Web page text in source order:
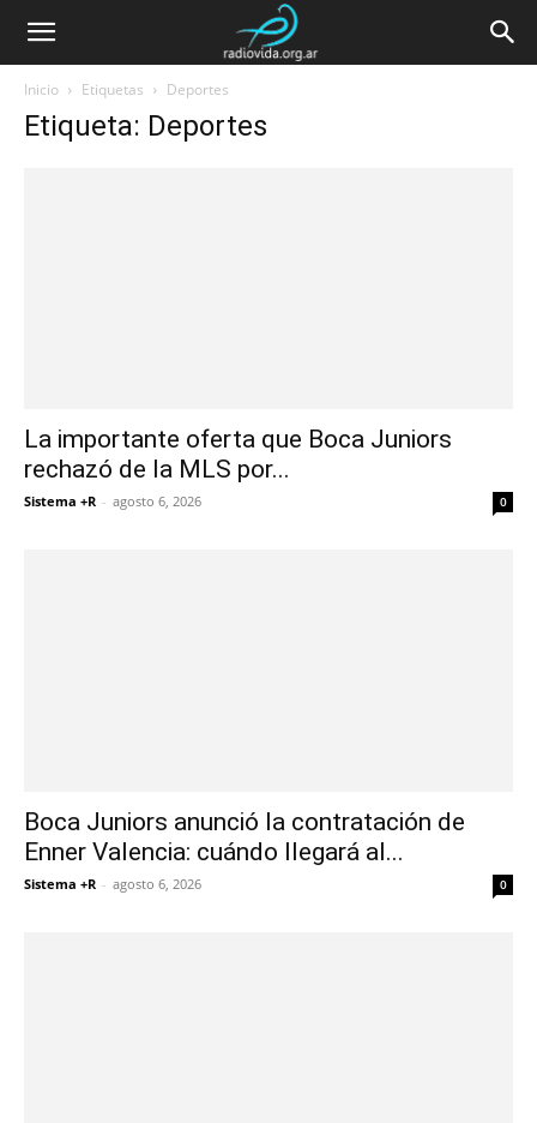
Inicio Etiquetas Deportes
Etiqueta: Deportes
La importante oferta que Boca Juniors
rechazó de la MLS por...
Sistema +R - agosto 6, 2026 0
Boca Juniors anunció la contratación de
Enner Valencia: cuándo llegará al...
Sistema +R - agosto 6, 2026 0